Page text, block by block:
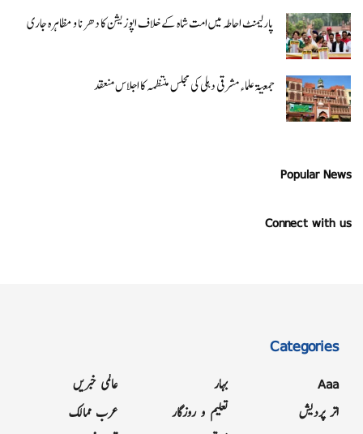
پارلیمنٹ احاطہ میں امت شاہ کے خلاف اپوزیشن کا دھرنا و مظاہرہ جاری
جمعیۃ علماء مشرقی دہلی کی مجلس منتظمہ کا اجلاس منعقد
Popular News
Connect with us
Categories
Aaa
اتر پردیش
بہار
تعلیم و روزگار
عالمی خبریں
عرب ممالک